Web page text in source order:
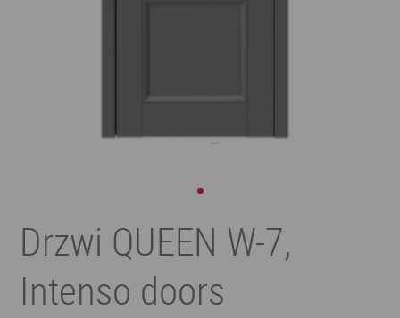
Drzwi QUEEN W-7,
Intenso doors